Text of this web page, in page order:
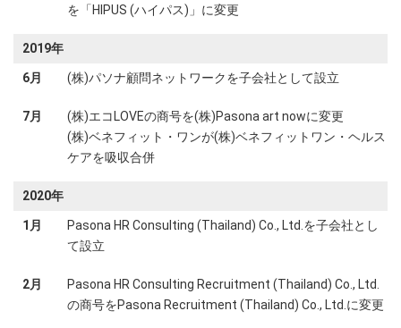
を「HIPUS (ハイパス)」に変更
2019年
6月 (株)パソナ顧問ネットワークを子会社として設立
7月
(株)エコLOVEの商号を(株)Pasona art nowに変更
(株)ベネフィット・ワンが(株)ベネフィットワン・ヘルス
ケアを吸収合併
2020年
1月
Pasona HR Consulting (Thailand) Co., Ltd.を子会社とし
て設立
2月
Pasona HR Consulting Recruitment (Thailand) Co., Ltd.
の商号をPasona Recruitment (Thailand) Co., Ltd.に変更